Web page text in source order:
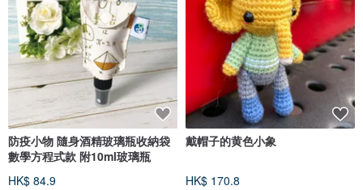
防疫小物 隨身酒精玻璃瓶收納袋
數學方程式款 附10ml玻璃瓶
HK$ 84.9
戴帽子的黄色小象
HK$ 170.8